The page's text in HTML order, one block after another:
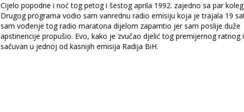
Cijelo popodne i noć tog petog i šestog aprila 1992. zajedno sa par
Drugog programa vodio sam vanrednu radio emisiju koja je trajala 19
sam vođenje tog radio maratona dijelom zapamtio jer sam poslije duže
apstinencije propušio. Evo, kako je zvučao djelić tog premijernog ratnog
sačuvan u jednoj od kasnijih emisija Radija BiH.